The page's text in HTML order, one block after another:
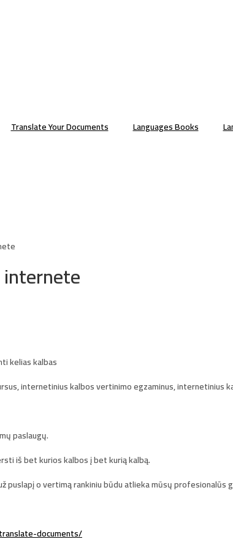
Translate Your Documents Languages Books
kelias kalbas
internetinius kalbos vertinimo egzaminus, internetinius
paslaugų.
iš bet kurios kalbos į bet kurią kalbą.
puslapįo vertimą rankiniu būdu atlieka mūsų
documents/